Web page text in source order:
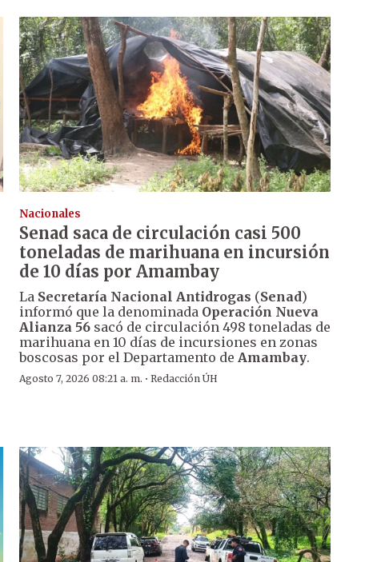
Nacionales
Senad saca de circulación casi 500
toneladas de marihuana en incursión
de 10 días por Amambay
La Secretaría Nacional Antidrogas (Senad)
informó que la denominada Operación Nueva
Alianza 56sacó de circulación 498 toneladas de
marihuana en 10 días de incursiones en zonas
boscosas por el Departamento de Amambay.
Agosto 7, 2026 08:21 a. m. · Redacción ÚH